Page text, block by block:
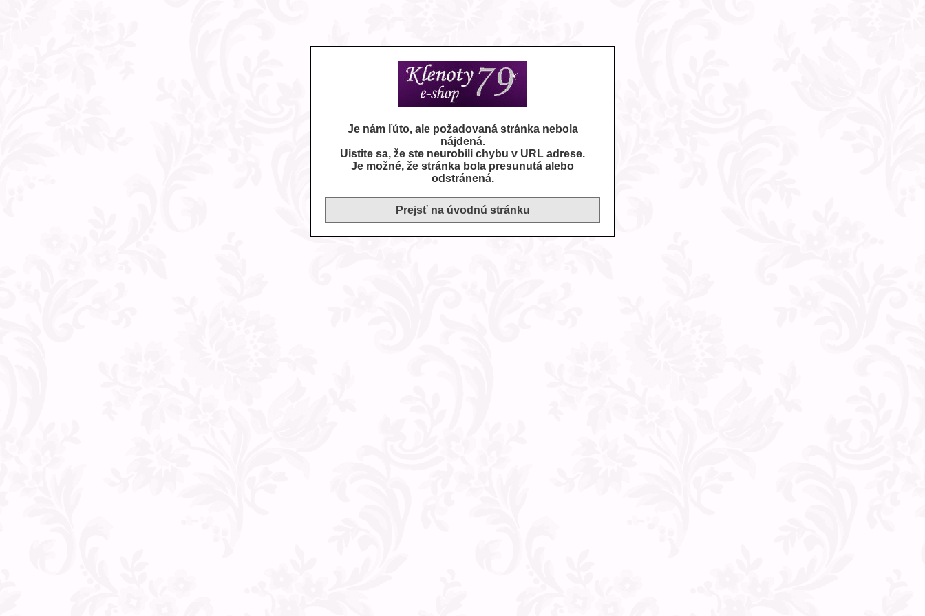
Je nám ľúto, ale požadovaná stránka nebola
nájdená.
Uistite sa, že ste neurobili chybu v URL adrese.
Je možné, že stránka bola presunutá alebo
odstránená.
Prejsť na úvodnú stránku